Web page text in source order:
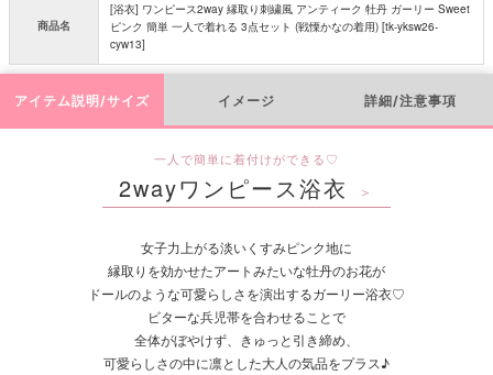
商品名
[浴衣] ワンピース2way 縁取り刺繍風 アンティーク 牡丹 ガーリー Sweet
ピンク 簡単 一人で着れる 3点セット (戦慄かなの着用) [tk-yksw26-
cyw13]
アイテム説明/サイズ イメージ 詳細/注意事項
一人で簡単に着付けができる♡
2wayワンピース浴衣 ＞
女子力上がる淡いくすみピンク地に
縁取りを効かせたアートみたいな牡丹のお花が
ドールのような可愛らしさを演出するガーリー浴衣♡
ビターな兵児帯を合わせることで
全体がぼやけず、きゅっと引き締め、
可愛らしさの中に凛とした大人の気品をプラス♪